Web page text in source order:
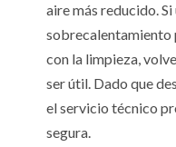
aire más reducido.
sobrecalentamiento
con la limpieza,
ser útil. Dado que
el servicio técnico
segura.